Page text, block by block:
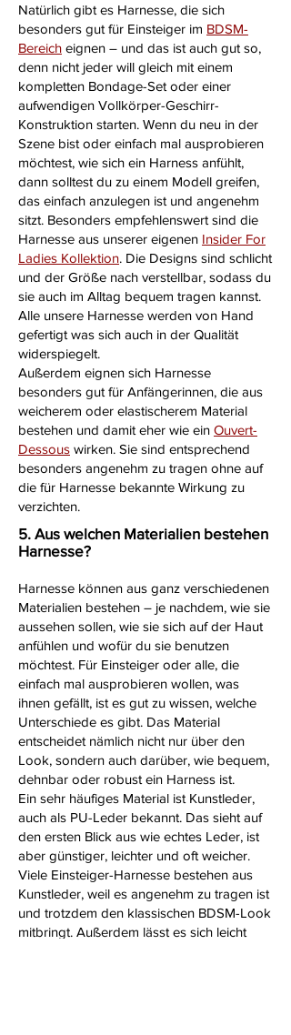
Natürlich gibt es Harnesse, die sich
besonders gut für Einsteiger im BDSM-
Bereich eignen – und das ist auch gut so,
denn nicht jeder will gleich mit einem
kompletten Bondage-Set oder einer
aufwendigen Vollkörper-Geschirr-
Konstruktion starten. Wenn du neu in der
Szene bist oder einfach mal ausprobieren
möchtest, wie sich ein Harness anfühlt,
dann solltest du zu einem Modell greifen,
das einfach anzulegen ist und angenehm
sitzt. Besonders empfehlenswert sind die
Harnesse aus unserer eigenen Insider For
Ladies Kollektion. Die Designs sind schlicht
und der Größe nach verstellbar, sodass du
sie auch im Alltag bequem tragen kannst.
Alle unsere Harnesse werden von Hand
gefertigt was sich auch in der Qualität
widerspiegelt.
Außerdem eignen sich Harnesse
besonders gut für Anfängerinnen, die aus
weicherem oder elastischerem Material
bestehen und damit eher wie ein Ouvert-
Dessous wirken. Sie sind entsprechend
besonders angenehm zu tragen ohne auf
die für Harnesse bekannte Wirkung zu
verzichten.
5. Aus welchen Materialien bestehen
Harnesse?
Harnesse können aus ganz verschiedenen
Materialien bestehen – je nachdem, wie sie
aussehen sollen, wie sie sich auf der Haut
anfühlen und wofür du sie benutzen
möchtest. Für Einsteiger oder alle, die
einfach mal ausprobieren wollen, was
ihnen gefällt, ist es gut zu wissen, welche
Unterschiede es gibt. Das Material
entscheidet nämlich nicht nur über den
Look, sondern auch darüber, wie bequem,
dehnbar oder robust ein Harness ist.
Ein sehr häufiges Material ist Kunstleder,
auch als PU-Leder bekannt. Das sieht auf
den ersten Blick aus wie echtes Leder, ist
aber günstiger, leichter und oft weicher.
Viele Einsteiger-Harnesse bestehen aus
Kunstleder, weil es angenehm zu tragen ist
und trotzdem den klassischen BDSM-Look
mitbringt. Außerdem lässt es sich leicht